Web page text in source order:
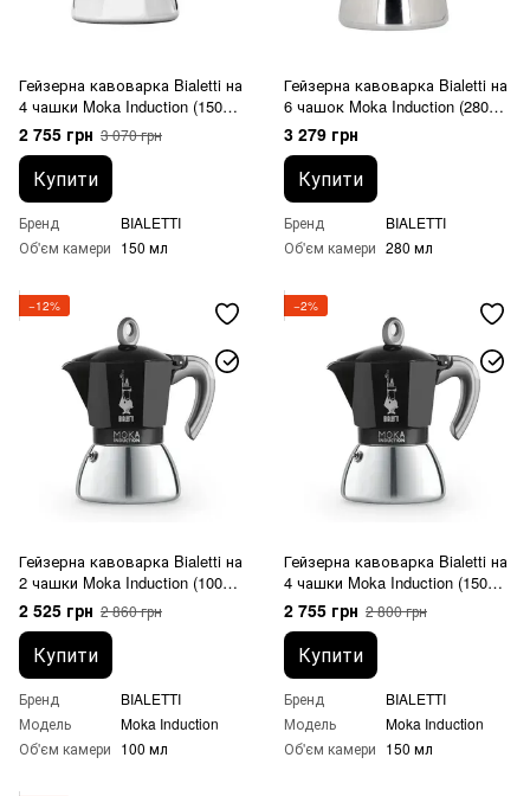
Гейзерна кавоварка Bialetti на
4 чашки Moka Induction (150
мл) червона
2 755 грн 3 070 грн
Купити
Бренд
BIALETTI
Об'єм камери 150 мл
Гейзерна кавоварка Bialetti на
6 чашок Moka Induction (280
мл) червона
3 279 грн
Купити
Бренд
BIALETTI
Об'єм камери 280 мл
−12%
Гейзерна кавоварка Bialetti на
2 чашки Moka Induction (100
мл) чорна
2 525 грн 2 860 грн
Купити
Бренд
BIALETTI
Модель
Moka Induction
Об'єм камери 100 мл
−2%
Гейзерна кавоварка Bialetti на
4 чашки Moka Induction (150
мл) чорна
2 755 грн 2 800 грн
Купити
Бренд
BIALETTI
Модель
Moka Induction
Об'єм камери 150 мл